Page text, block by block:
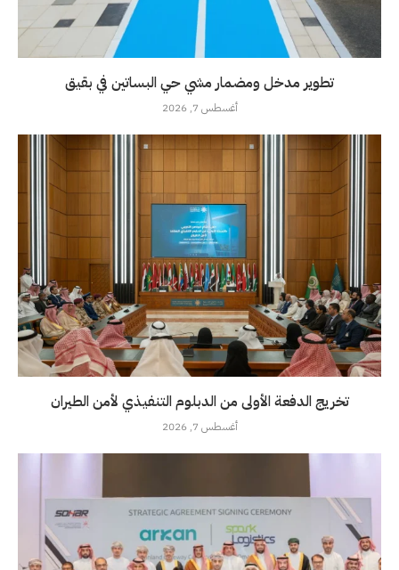
تطوير مدخل ومضمار مشي حي البساتين في بقيق
أغسطس 7, 2026
تخريج الدفعة الأولى من الدبلوم التنفيذي لأمن الطيران
أغسطس 7, 2026